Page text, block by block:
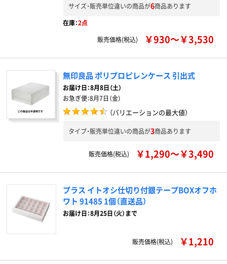
サイズ・販売単位違いの商品が6商品あります
在庫：2点
販売価格(税込)
￥930～￥3,530
無印良品 ポリプロピレンケース 引出式
お届け日：8月8日（土）
お急ぎ便：8月7日（金）
（バリエーションの最大値）
タイプ・販売単位違いの商品が3商品あります
販売価格(税込) ￥1,290～￥3,490
プラス イトオシ仕切り付銀テープBOXオフホ
ワト 91485 1個（直送品）
お届け日：8月25日（火）まで
販売価格(税込) ￥1,210